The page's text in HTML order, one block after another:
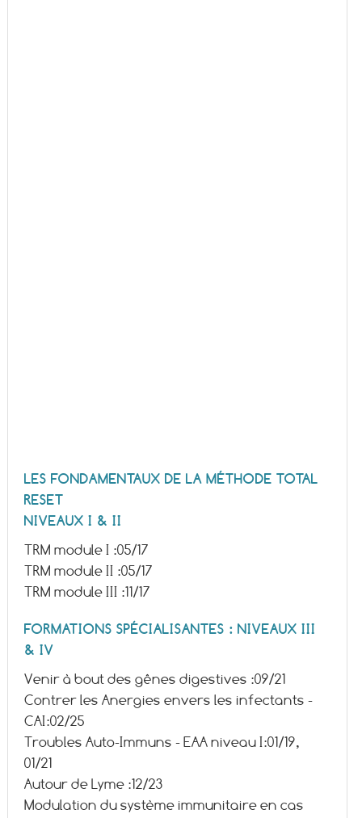
LES FONDAMENTAUX DE LA MÉTHODE TOTAL
RESET
NIVEAUX I & II
TRM module I :05/17
TRM module II :05/17
TRM module III :11/17
FORMATIONS SPÉCIALISANTES : NIVEAUX III
& IV
Venir à bout des gênes digestives :09/21
Contrer les Anergies envers les infectants -
CAI:02/25
Troubles Auto-Immuns - EAA niveau I:01/19,
01/21
Autour de Lyme :12/23
Modulation du système immunitaire en cas